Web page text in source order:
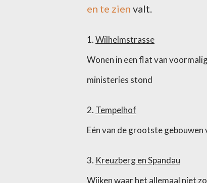
en te zien valt.
1.Wilhelmstrasse
Wonen in een flat van
ministeries stond
2. Tempelhof
Eén van de grootste
3. Kreuzberg en Spandau
Wijken waar het allemaal niet